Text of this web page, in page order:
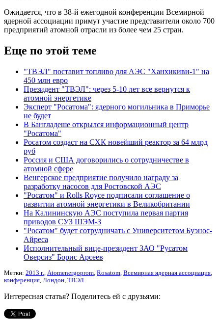
Ожидается, что в 38-й ежегодной конференции Всемирной
ядерной ассоциации примут участие представители около 700
предприятий атомной отрасли из более чем 25 стран.
Еще по этой теме
"ТВЭЛ" поставит топливо для АЭС "Ханхикиви-1" на
450 млн евро
Президент "ТВЭЛ": через 5-10 лет все вернутся к
атомной энергетике
Эксперт "Росатома": ядерного могильника в Приморье
не будет
В Бангладеше открылся информационный центр
"Росатома"
Росатом создаст на СХК новейший реактор за 64 млрд
руб
Россия и США договорились о сотрудничестве в
атомной сфере
Венгерское предприятие получило награду за
разработку насосов для Ростовской АЭС
"Росатом" и Rolls Royce подписали соглашение о
развитии атомной энергетики в Великобритании
На Калининскую АЭС поступила первая партия
приводов СУЗ ШЭМ-3
"Росатом" будет сотрудничать с Университетом Буэнос-
Айреса
Исполнительный вице-президент ЗАО "Русатом
Оверсиз" Борис Арсеев
Метки: 2013 г. Atomenergoprom Rosatom Всемирная ядерная ассоциация
конференция Лондон ТВЭЛ
Интересная статья? Поделитесь ей с друзьями: